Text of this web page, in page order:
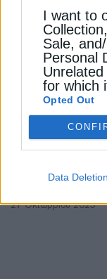
I want to
Sale,
Personal
for which
Opted Out
Data Deletion
ΕΠΙΚΑΙΡΟΤΗΤΑ
Στο ΕΣΠΑ η
ρέματος
27 Οκτωβρίου 2025